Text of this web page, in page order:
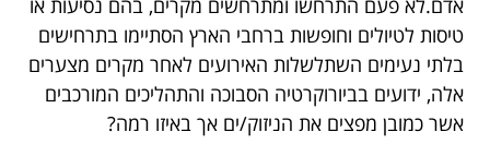
אדם.לא פעם התרחשו ומתרחשים מקרים, בהם נסיעות או
טיסות לטיולים וחופשות ברחבי הארץ הסתיימו בתרחישים
בלתי נעימים השתלשלות האירועים לאחר מקרים מצערים
אלה, ידועים בביורוקרטיה הסבוכה והתהליכים המורכבים
אשר כמובן מפצים את הניזוק/ים אך באיזו רמה?